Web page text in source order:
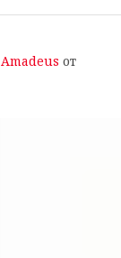
Amadeus от